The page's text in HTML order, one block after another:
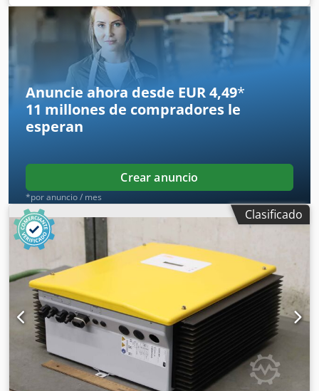
SMA, interfaz de kit de actualización para inversores
Sunny Boy 2,1 kV OVP -Tipo: 485PB-NR -N.º de artículo:
3400100184 Dwodeip Rb Ujpfx Adrsa -Cantidad: 40
interfaces disponibles -Precio: por unidad -Dimensiones
de la caja: 290/200/A50 mm -Peso: 0,5 kg/unidad
Anuncie ahora desde EUR 4,49*
11 millones de compradores le
esperan
Crear anuncio
*por anuncio / mes
Clasificado